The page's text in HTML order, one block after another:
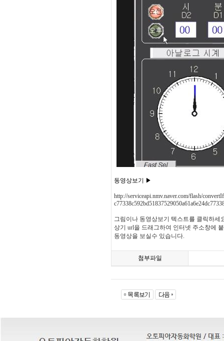
동영상보기 ▶
http://serviceapi.nmv.naver.com/flash/
그림이나 동영상보기 텍스트를 클릭하세
상기 url을 드래그하여 인터넷 주소창에
동영상을 보실수 있습니다.
첨부파일